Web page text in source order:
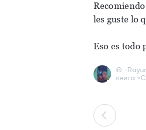
les guste lo
Eso es todo
© -
книга